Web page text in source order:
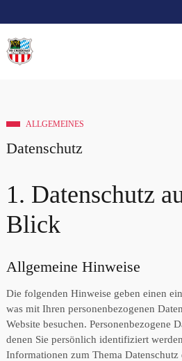
ALLGEMEINES
Datenschutz
1. Datenschutz
Blick
Allgemeine Hinweise
Die folgenden Hinweise geben einen
was mit Ihren personenbezogenen
Website besuchen. Personenbezogene
denen Sie persönlich identifiziert
Informationen zum Thema Datenschutz